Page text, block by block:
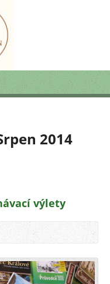
2014
výlety